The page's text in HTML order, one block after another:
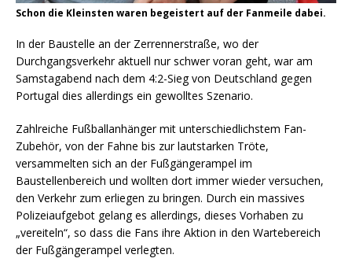
Schon die Kleinsten waren begeistert auf der Fanmeile dabei.
In der Baustelle an der Zerrennerstraße, wo der
Durchgangsverkehr aktuell nur schwer voran geht, war am
Samstagabend nach dem 4:2-Sieg von Deutschland gegen
Portugal dies allerdings ein gewolltes Szenario.
Zahlreiche Fußballanhänger mit unterschiedlichstem Fan-
Zubehör, von der Fahne bis zur lautstarken Tröte,
versammelten sich an der Fußgängerampel im
Baustellenbereich und wollten dort immer wieder versuchen,
den Verkehr zum erliegen zu bringen. Durch ein massives
Polizeiaufgebot gelang es allerdings, dieses Vorhaben zu
„vereiteln“, so dass die Fans ihre Aktion in den Wartebereich
der Fußgängerampel verlegten.